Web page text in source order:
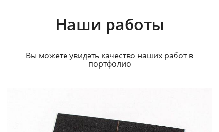
Наши работы
Вы можете увидеть качество наших работ в
портфолио